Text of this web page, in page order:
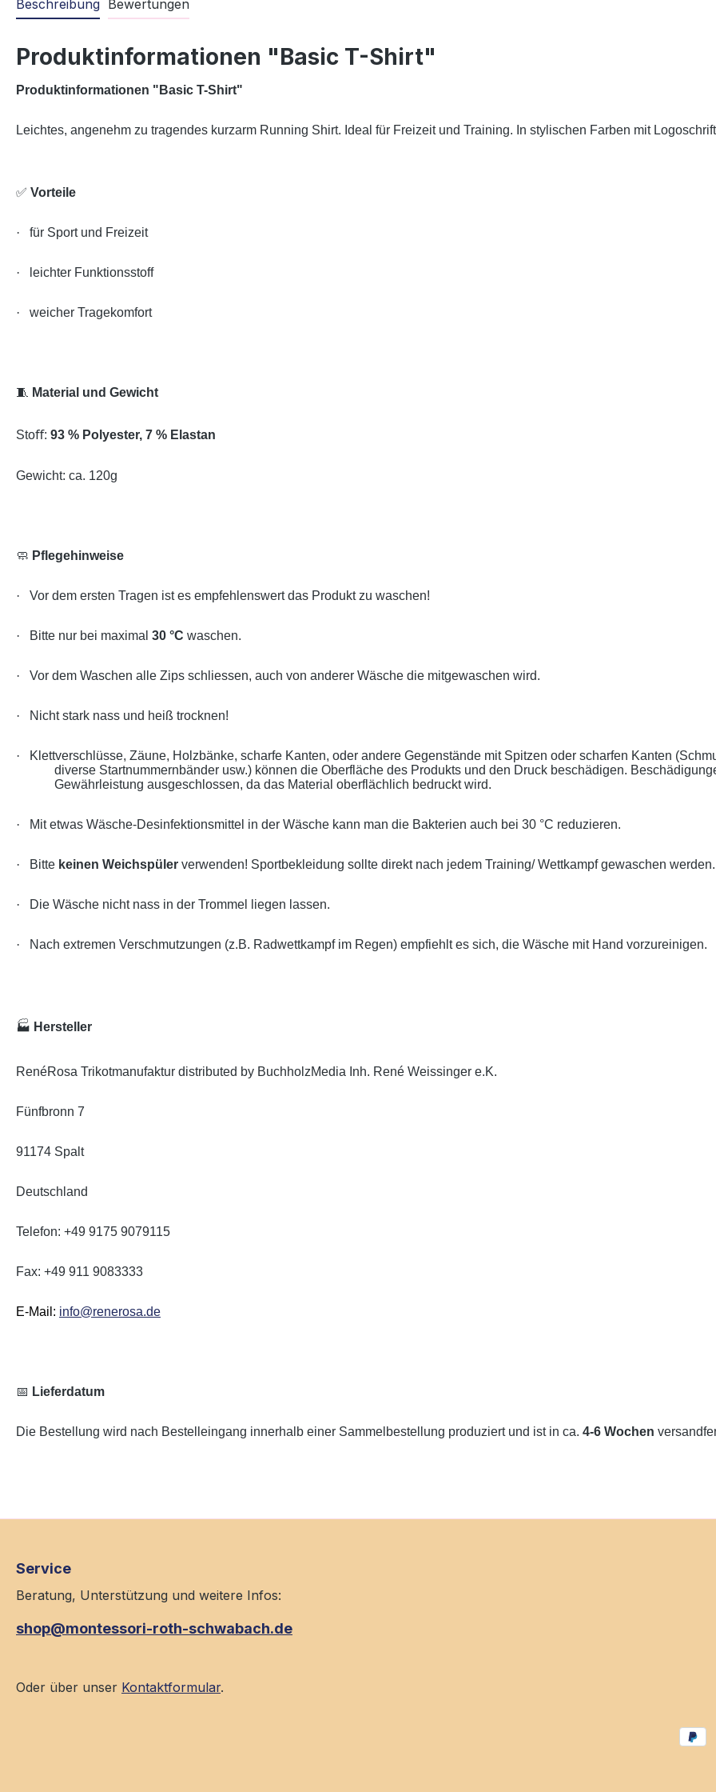
Beschreibung Bewertungen
Produktinformationen "Basic T-Shirt"
Produktinformationen "Basic T-Shirt"
Leichtes, angenehm zu tragendes kurzarm Running Shirt. Ideal für Freizeit und Training. In stylischen Farben mit
✅ Vorteile
· für Sport und Freizeit
· leichter Funktionsstoff
· weicher Tragekomfort
🧵 Material und Gewicht
Stoﬀ: 93 % Polyester, 7 % Elastan
Gewicht: ca. 120g
🧼 Pflegehinweise
· Vor dem ersten Tragen ist es empfehlenswert das Produkt zu waschen!
· Bitte nur bei maximal 30 °C waschen.
· Vor dem Waschen alle Zips schliessen, auch von anderer Wäsche die mitgewaschen wird.
· Nicht stark nass und heiß trocknen!
·
Klettverschlüsse, Zäune, Holzbänke, scharfe Kanten, oder andere Gegenstände mit Spitzen oder scharfen Kanten
diverse Startnummernbänder usw.) können die Oberfläche des Produkts und den Druck beschädigen.
Gewährleistung ausgeschlossen, da das Material oberflächlich bedruckt wird.
· Mit etwas Wäsche-Desinfektionsmittel in der Wäsche kann man die Bakterien auch bei 30 °C reduzieren.
· Bitte keinen Weichspüler verwenden! Sportbekleidung sollte direkt nach jedem Training/ Wettkampf gewaschen werden.
· Die Wäsche nicht nass in der Trommel liegen lassen.
· Nach extremen Verschmutzungen (z.B. Radwettkampf im Regen) empfiehlt es sich, die Wäsche mit Hand vorzureinigen.
🏭 Hersteller
RenéRosa Trikotmanufaktur distributed by BuchholzMedia Inh. René Weissinger e.K.
Fünfbronn 7
91174 Spalt
Deutschland
Telefon: +49 9175 9079115
Fax: +49 911 9083333
E-Mail: info@renerosa.de
📅 Lieferdatum
Die Bestellung wird nach Bestelleingang innerhalb einer Sammelbestellung produziert und ist in ca. 4-6 Wochen
Service
Beratung, Unterstützung und weitere Infos:
shop@montessori-roth-schwabach.de
Oder über unser Kontaktformular.